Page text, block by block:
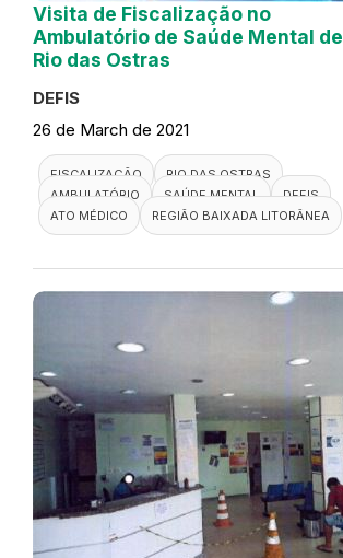
Visita de Fiscalização no
Ambulatório de Saúde Mental de
Rio das Ostras
DEFIS
26 de March de 2021
FISCALIZAÇÃO
RIO DAS OSTRAS
AMBULATÓRIO
SAÚDE MENTAL
DEFIS
ATO MÉDICO
REGIÃO BAIXADA LITORÂNEA